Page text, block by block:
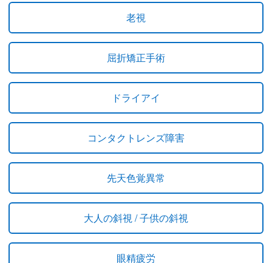
老視
屈折矯正手術
ドライアイ
コンタクトレンズ障害
先天色覚異常
大人の斜視 / 子供の斜視
眼精疲労